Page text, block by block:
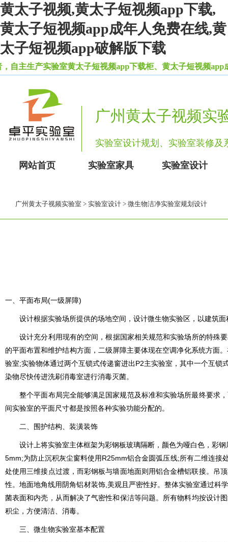
黄太子视频,黄太子短视频app下载,
黄太子短视频app成年人免费在线,黄
太子短视频app破解版下载
主生产实验室黄太子短视频app下载柜、黄太子短视频app
广州黄太子视频实
实验室设计规划、实验室装修
网站首页 实验室家具 实验室设计
广州黄太子视频实验室 > 实验室设计 > 微生物洁净实验室规划设计
一、平面布局(一级屏障)
设计根据实验场所提供的场地空间，设计微生物实验区，以建筑面积
设计充分利用现有的空间，根据国家相关规范和实验场所的特殊要
的平面布置和维护结构方面，二级屏障主要体现在空调净化系统方面
验室;实验物体通过两个互锁式传递窗进出P2主实验室，其中一个互锁
染物尽快传进洗刷消毒室进行消毒灭菌。
整个平面布局完全能够满足国家规范及标准和实验场所最终要求，而
间实验室的平面尺寸都是按照各种实验功能分配的。
二、围护结构、装潢装饰
设计上将实验室主体框架为彩钢板玻璃隔断，颜色为哑白色，
5mm;为防止沉积灰尘窗料使用R25mm铝合金圆弧压线;所有二维连接
处使用三维接点过渡，而彩钢板与墙面地面则用铝合金槽铝联接。吊
性。地面地角线用阴角铝材装饰,美观且严密性好。整体实验室通过科学设计
菌表面和内壳，从而解决了气密性和保洁等问题。所有物料均按设计
积尘，方便清洁、消毒。
三、 微生物实验室基本配置